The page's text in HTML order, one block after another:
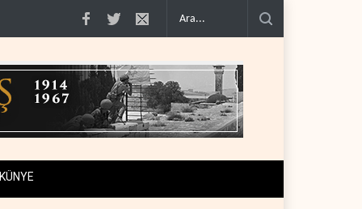
kanal a.. Uluslararası rapor: İsrail'in Lübnanlı gazeteciyi öldü..
KÜNYE